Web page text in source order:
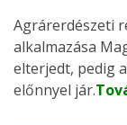
Agrárerdészeti
alkalmazása
elterjedt, pedig
előnnyel jár.